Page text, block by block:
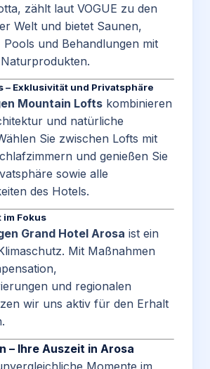
zählt laut VOGUE zu den
Welt und bietet Saunen,
Pools und Behandlungen mit
– Exklusivität und Privatsphäre
Mountain Lofts kombinieren
und natürliche
Sie zwischen Lofts mit
und genießen Sie
sowie alle
des Hotels.
Fokus
Grand Hotel Arosa ist ein
Mit Maßnahmen
und regionalen
wir uns aktiv für den Erhalt
– Ihre Auszeit in Arosa
Momente im